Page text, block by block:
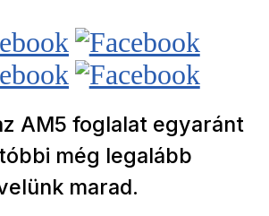
AM5 foglalat egyaránt
még legalább
marad.